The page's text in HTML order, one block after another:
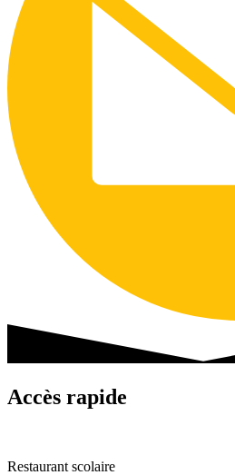
Accès rapide
Restaurant scolaire